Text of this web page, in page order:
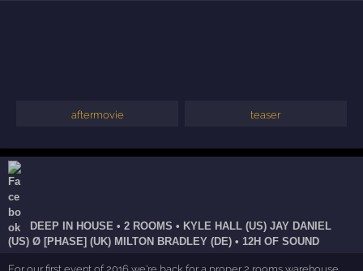
aftermovie teaser
DEEP IN HOUSE • 2 ROOMS • KYLE HALL (US) JAY DANIEL
(US) Ø [PHASE] (UK) MILTON BRADLEY (DE) • 12H OF SOUND